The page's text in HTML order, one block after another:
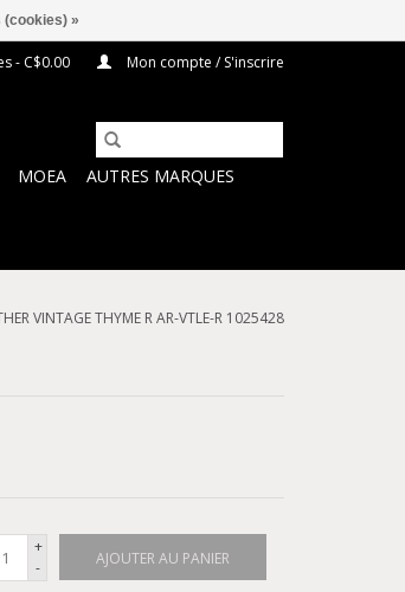
- C$0.00 Mon compte / S'inscrire
MOEA
AUTRES MARQUES
VINTAGE THYME R AR-VTLE-R 1025428
+
-
AJOUTER AU PANIER
(cookies) »